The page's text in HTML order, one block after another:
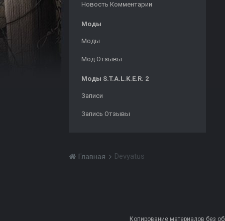
Новость Комментарии
Моды
Моды
Мод Отзывы
Моды S.T.A.L.K.E.R. 2
Записи
Запись Отзывы
Главная Devyatus
Копирование материалов без